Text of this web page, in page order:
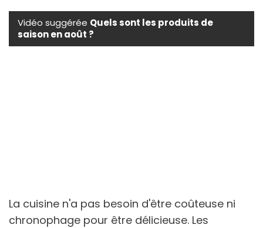
Vidéo suggérée Quels sont les produits de
saison en août ?
La cuisine n'a pas besoin d'être coûteuse ni
chronophage pour être délicieuse. Les